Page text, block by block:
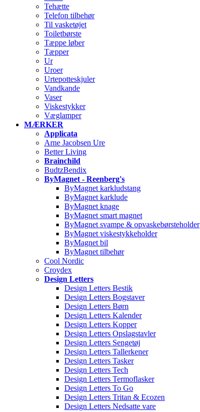
Tehætte
Telefon tilbehør
Til vasketøjet
Toiletbørste
Tæppe løber
Tæpper
Ur
Uroer
Urtepotteskjuler
Vandkande
Vaser
Viskestykker
Væglamper
MÆRKER
Applicata
Arne Jacobsen Ure
Better Living
Brainchild
BudtzBendix
ByMagnet - Reenberg's
ByMagnet karkludstang
ByMagnet karklude
ByMagnet knage
ByMagnet smart magnet
ByMagnet svampe & opvaskebørsteholder
ByMagnet viskestykkeholder
ByMagnet bil
ByMagnet tilbehør
Cool Nordic
Croydex
Design Letters
Design Letters Bestik
Design Letters Bogstaver
Design Letters Børn
Design Letters Kalender
Design Letters Kopper
Design Letters Opslagstavler
Design Letters Sengetøj
Design Letters Tallerkener
Design Letters Tasker
Design Letters Tech
Design Letters Termoflasker
Design Letters To Go
Design Letters Tritan & Ecozen
Design Letters Nedsatte vare